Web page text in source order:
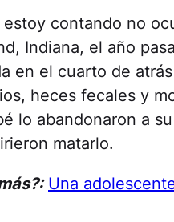
contando no
Indiana, el año
en el cuarto de
heces fecales y
lo abandonaron a
matarlo.
Una